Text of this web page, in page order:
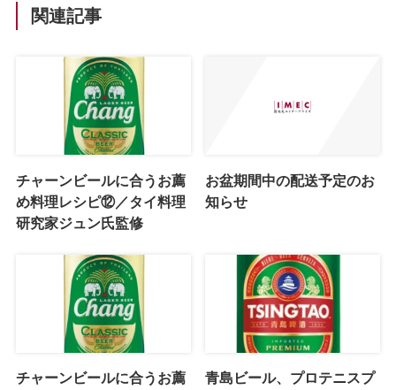
関連記事
チャーンビールに合うお薦
め料理レシピ⑫／タイ料理
研究家ジュン氏監修
お盆期間中の配送予定のお
知らせ
チャーンビールに合うお薦
青島ビール、プロテニスプ